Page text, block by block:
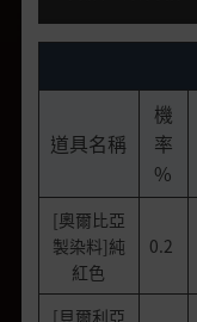
道具名稱
機
率
%
[奧爾比亞
製染料]純
紅色
0.2
[貝爾利亞